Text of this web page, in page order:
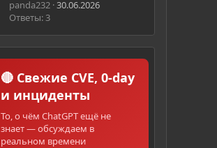
panda232 30.06.2026
Ответы: 3
🔴 Свежие CVE, 0-day
и инциденты
То, о чём ChatGPT ещё не
знает — обсуждаем в
реальном времени